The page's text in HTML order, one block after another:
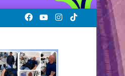
TikTok
Instagram
YouTube
Facebook